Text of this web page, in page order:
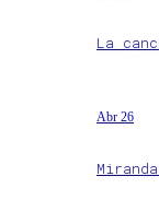
La
Abr 26